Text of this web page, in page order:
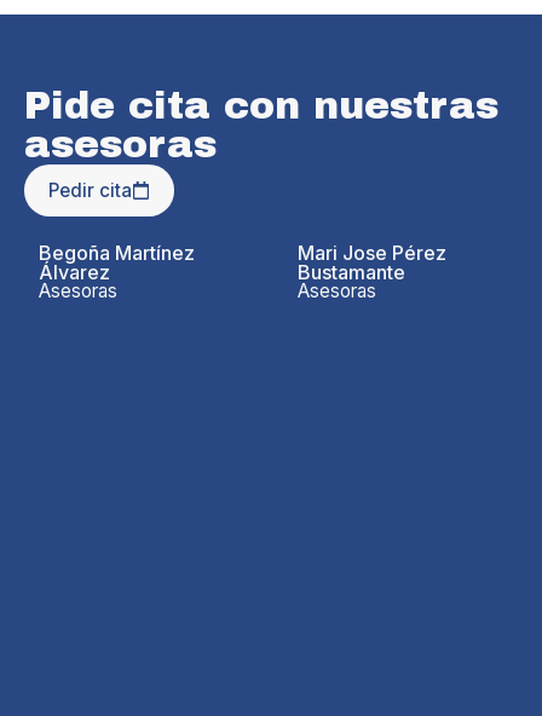
Pide cita con nuestras
asesoras
Pedir cita
Begoña Martínez
Álvarez
Asesoras
Mari Jose Pérez
Bustamante
Asesoras